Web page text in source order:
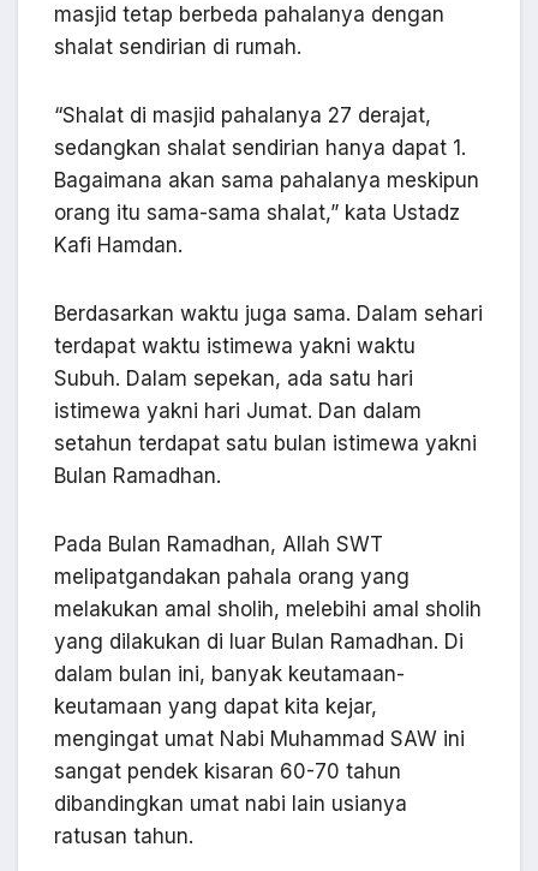
masjid tetap berbeda pahalanya dengan
shalat sendirian di rumah.
“Shalat di masjid pahalanya 27 derajat,
sedangkan shalat sendirian hanya dapat 1.
Bagaimana akan sama pahalanya meskipun
orang itu sama-sama shalat,” kata Ustadz
Kafi Hamdan.
Berdasarkan waktu juga sama. Dalam sehari
terdapat waktu istimewa yakni waktu
Subuh. Dalam sepekan, ada satu hari
istimewa yakni hari Jumat. Dan dalam
setahun terdapat satu bulan istimewa yakni
Bulan Ramadhan.
Pada Bulan Ramadhan, Allah SWT
melipatgandakan pahala orang yang
melakukan amal sholih, melebihi amal sholih
yang dilakukan di luar Bulan Ramadhan. Di
dalam bulan ini, banyak keutamaan-
keutamaan yang dapat kita kejar,
mengingat umat Nabi Muhammad SAW ini
sangat pendek kisaran 60-70 tahun
dibandingkan umat nabi lain usianya
ratusan tahun.